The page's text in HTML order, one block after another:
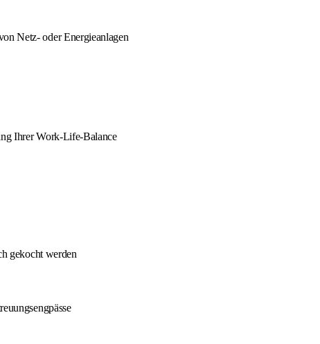
Netz- oder Energieanlagen
Ihrer Work-Life-Balance
gekocht werden